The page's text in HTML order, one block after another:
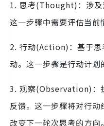
1. 思考(Thought)：涉及
这一步骤中需要评估当前
2. 行动(Action)：基于思
动。这一步骤是行动计划
3. 观察(Observation)：
反馈。这一步骤将对行
改变下一轮次思考的方向。